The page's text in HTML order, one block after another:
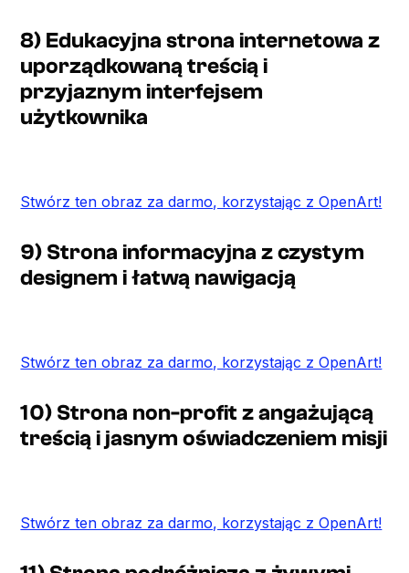
8) Edukacyjna strona internetowa z
uporządkowaną treścią i
przyjaznym interfejsem
użytkownika
Stwórz ten obraz za darmo, korzystając z OpenArt!
9) Strona informacyjna z czystym
designem i łatwą nawigacją
Stwórz ten obraz za darmo, korzystając z OpenArt!
10) Strona non-profit z angażującą
treścią i jasnym oświadczeniem misji
Stwórz ten obraz za darmo, korzystając z OpenArt!